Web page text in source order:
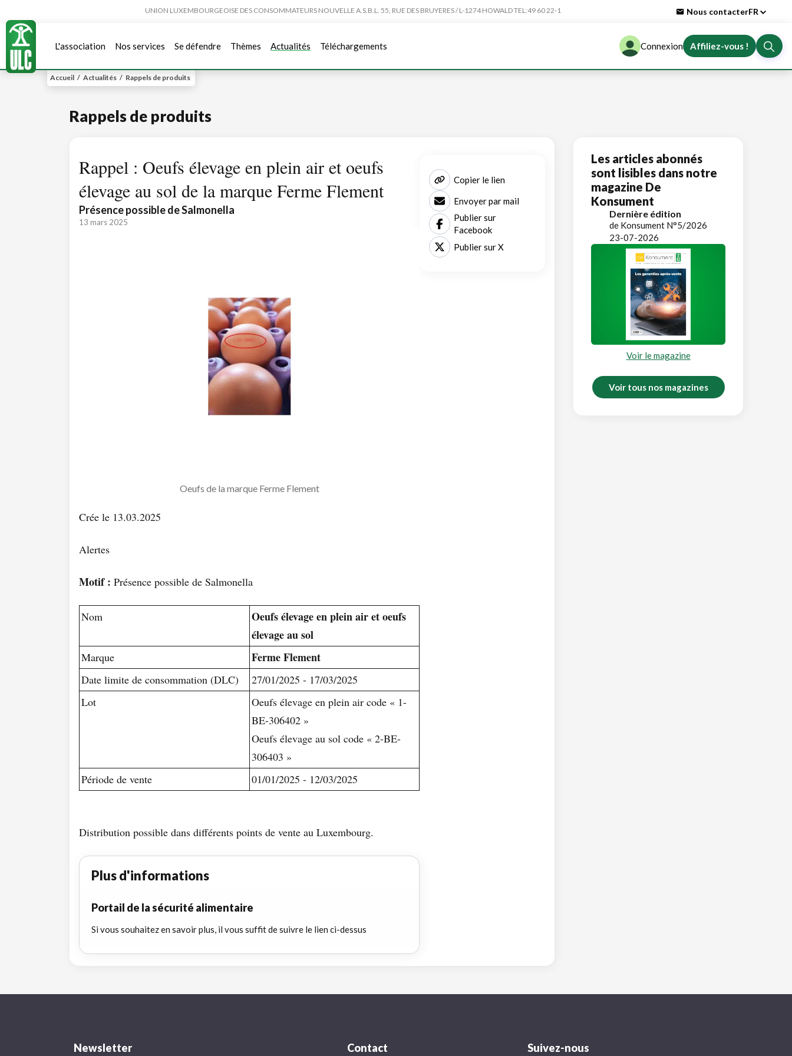
UNION LUXEMBOURGEOISE DES CONSOMMATEURS NOUVELLE A.S.B.L. 55, RUE DES BRUYERES / L-1274 HOWALD TEL:49 60 22-1 Nous contacterFR
L'association Nos services Se défendre Thèmes Actualités Téléchargements Connexion Affiliez-vous !
Accueil / Actualités / Rappels de produits
Rappels de produits
Rappel : Oeufs élevage en plein air et oeufs
élevage au sol de la marque Ferme Flement
Présence possible de Salmonella
13 mars 2025
Oeufs de la marque Ferme Flement
Crée le 13.03.2025
Alertes
Motif : Présence possible de Salmonella
Nom
Oeufs élevage en plein air et oeufs
élevage au sol
Marque Ferme Flement
Date limite de consommation (DLC)
27/01/2025 - 17/03/2025
Lot
Oeufs élevage en plein air code « 1-
BE-306402 »
Oeufs élevage au sol code « 2-BE-
306403 »
Période de vente
01/01/2025 - 12/03/2025
Distribution possible dans différents points de vente au Luxembourg.
Plus d'informations
Portail de la sécurité alimentaire
Si vous souhaitez en savoir plus, il vous suffit de suivre le lien ci-dessus
Copier le lien
Envoyer par mail
Publier sur
Facebook
Publier sur X
Les articles abonnés
sont lisibles dans notre
magazine De
Konsument
Dernière édition
de Konsument N°5/2026
23-07-2026
Voir le magazine
Voir tous nos magazines
Newsletter Contact Suivez-nous